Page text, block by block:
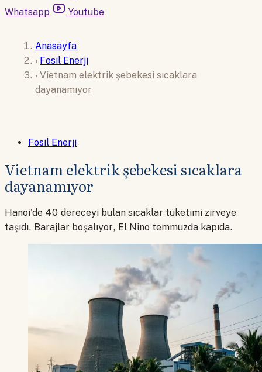
Whatsapp
Youtube
Anasayfa
› Fosil Enerji
› Vietnam elektrik şebekesi sıcaklara
dayanamıyor
Fosil Enerji
Vietnam elektrik şebekesi sıcaklara
dayanamıyor
Hanoi'de 40 dereceyi bulan sıcaklar tüketimi zirveye
taşıdı. Barajlar boşalıyor, El Nino temmuzda kapıda.